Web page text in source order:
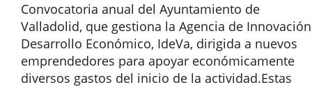
Convocatoria anual del Ayuntamiento de
Valladolid, que gestiona la Agencia de
Desarrollo Económico, IdeVa, dirigida a nuevos
emprendedores para apoyar económicamente
diversos gastos del inicio de la actividad.Estas